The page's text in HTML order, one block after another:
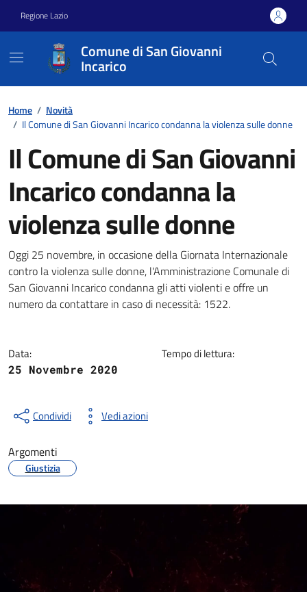
Regione Lazio
Comune di San Giovanni
Incarico
Home / Novità
/ Il Comune di San Giovanni Incarico condanna la violenza sulle donne
Il Comune di San Giovanni
Incarico condanna la
violenza sulle donne
Dettagli della notizia
Oggi 25 novembre, in occasione della Giornata Internazionale
contro la violenza sulle donne, l'Amministrazione Comunale di
San Giovanni Incarico condanna gli atti violenti e offre un
numero da contattare in caso di necessità: 1522.
Data:
25 Novembre 2020
Tempo di lettura:
Condividi Vedi azioni
Argomenti
Giustizia